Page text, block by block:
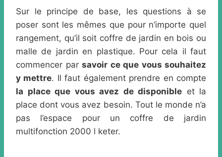
Sur le principe de base, les questions à se
poser sont les mêmes que pour n’importe quel
rangement, qu’il soit coffre de jardin en bois ou
malle de jardin en plastique. Pour cela il faut
commencer par savoir ce que vous souhaitez
y mettre. Il faut également prendre en compte
la place que vous avez de disponible et la
place dont vous avez besoin. Tout le monde n’a
pas l’espace pour un coffre de jardin
multifonction 2000 l keter.